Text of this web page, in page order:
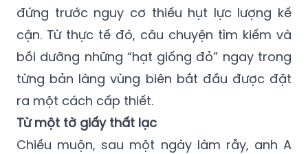
đứng trước nguy cơ thiếu hụt lực lượng kế
cận. Từ thực tế đó, câu chuyện tìm kiếm và
bồi dưỡng những “hạt giống đỏ” ngay trong
từng bản làng vùng biên bắt đầu được đặt
ra một cách cấp thiết.
Từ một tờ giấy thất lạc
Chiều muộn, sau một ngày làm rẫy, anh A